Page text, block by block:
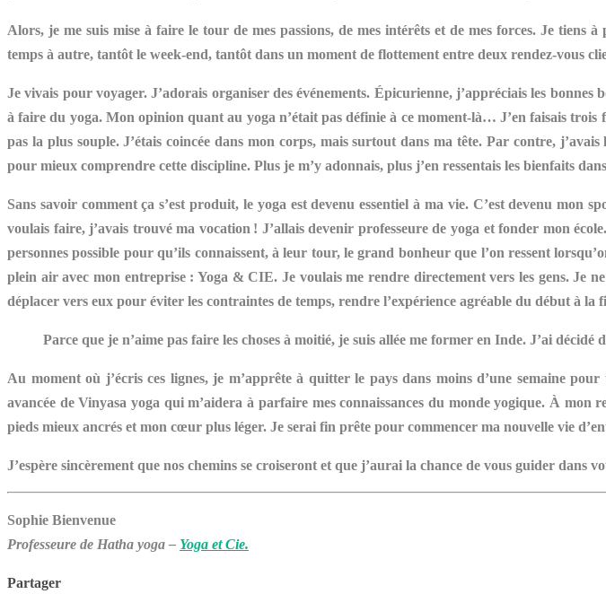
Alors, je me suis mise à faire le tour de mes passions, de mes intérêts et de mes forces. Je tiens
temps à autre, tantôt le week-end, tantôt dans un moment de flottement entre deux rendez-vous
Je vivais pour voyager. J’adorais organiser des événements. Épicurienne, j’appréciais les
à faire du yoga. Mon opinion quant au yoga n’était pas définie à ce moment-là… J’en faisais
pas la plus souple. J’étais coincée dans mon corps, mais surtout dans ma tête. Par contre,
pour mieux comprendre cette discipline. Plus je m’y adonnais, plus j’en ressentais les bienfaits
Sans savoir comment ça s’est produit, le yoga est devenu essentiel à ma vie. C’est devenu
voulais faire, j’avais trouvé ma vocation ! J’allais devenir professeure de yoga et fonder mon
personnes possible pour qu’ils connaissent, à leur tour, le grand bonheur que l’on ressent
plein air avec mon entreprise : Yoga & CIE. Je voulais me rendre directement vers les gens. Je
déplacer vers eux pour éviter les contraintes de temps, rendre l’expérience agréable du début à
Parce que je n’aime pas faire les choses à moitié, je suis allée me former en Inde. J’ai
Au moment où j’écris ces lignes, je m’apprête à quitter le pays dans moins d’une semaine
avancée de Vinyasa yoga qui m’aidera à parfaire mes connaissances du monde yogique. À
pieds mieux ancrés et mon cœur plus léger. Je serai fin prête pour commencer ma nouvelle vie
J’espère sincèrement que nos chemins se croiseront et que j’aurai la chance de vous guider
Sophie Bienvenue
Professeure de Hatha yoga – Yoga et Cie.
Partager